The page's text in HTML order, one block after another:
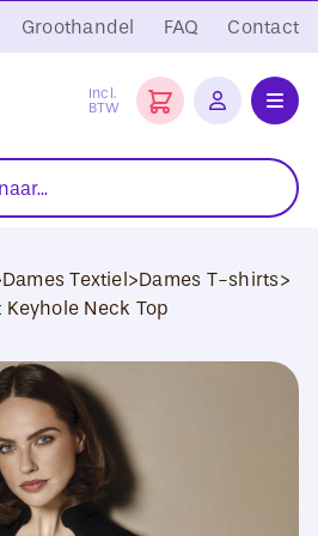
Groothandel FAQ Contact
Incl.
BTW
Dames Textiel>Dames T-shirts>
Neck Top